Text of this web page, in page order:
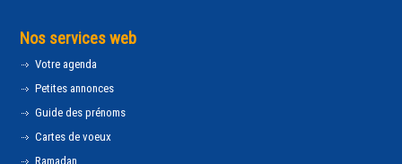
Nos services web
Votre agenda
Petites annonces
Guide des prénoms
Cartes de voeux
Ramadan